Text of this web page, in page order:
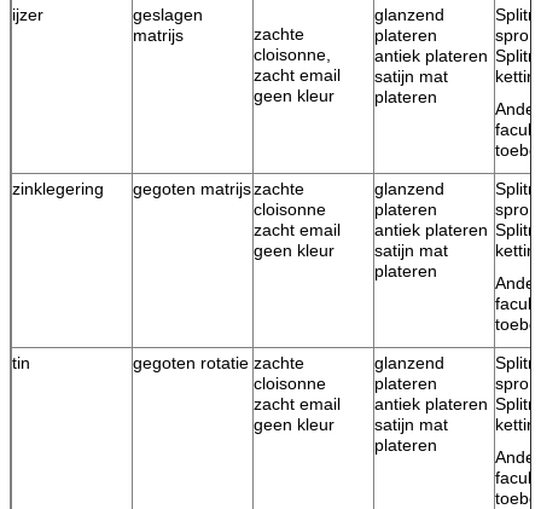
ijzer
geslagen
matrijs
zachte
cloisonne,
zacht email
geen kleur
glanzend
plateren
antiek plateren
satijn mat
plateren
zinklegering
gegoten matrijszachte
cloisonne
zacht email
geen kleur
glanzend
plateren
antiek plateren
satijn mat
plateren
tin
gegoten rotatie zachte
cloisonne
zacht email
geen kleur
glanzend
plateren
antiek plateren
satijn mat
plateren